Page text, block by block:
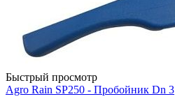
Быстрый просмотр
Agro Rain SP250 - Пробойник Dn 3